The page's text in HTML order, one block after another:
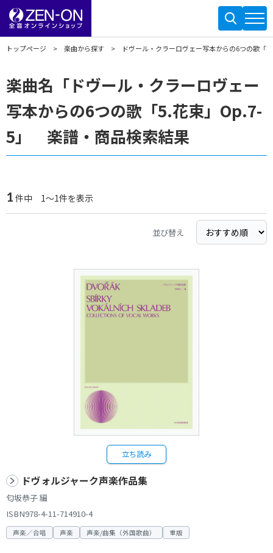
トップページ 楽曲から探す ドヴール・クラーロヴェー写本からの6つの歌「
楽曲名「ドヴール・クラーロヴェー
写本からの6つの歌「5.花束」Op.7-
5」 楽譜・商品検索結果
1 件中 1～1件を表示
並び替え
立ち読み
ドヴォルジャーク声楽作品集
匂坂恭子 編
ISBN978-4-11-714910-4
声楽／合唱 声楽 声楽/曲集（外国歌曲） 重版